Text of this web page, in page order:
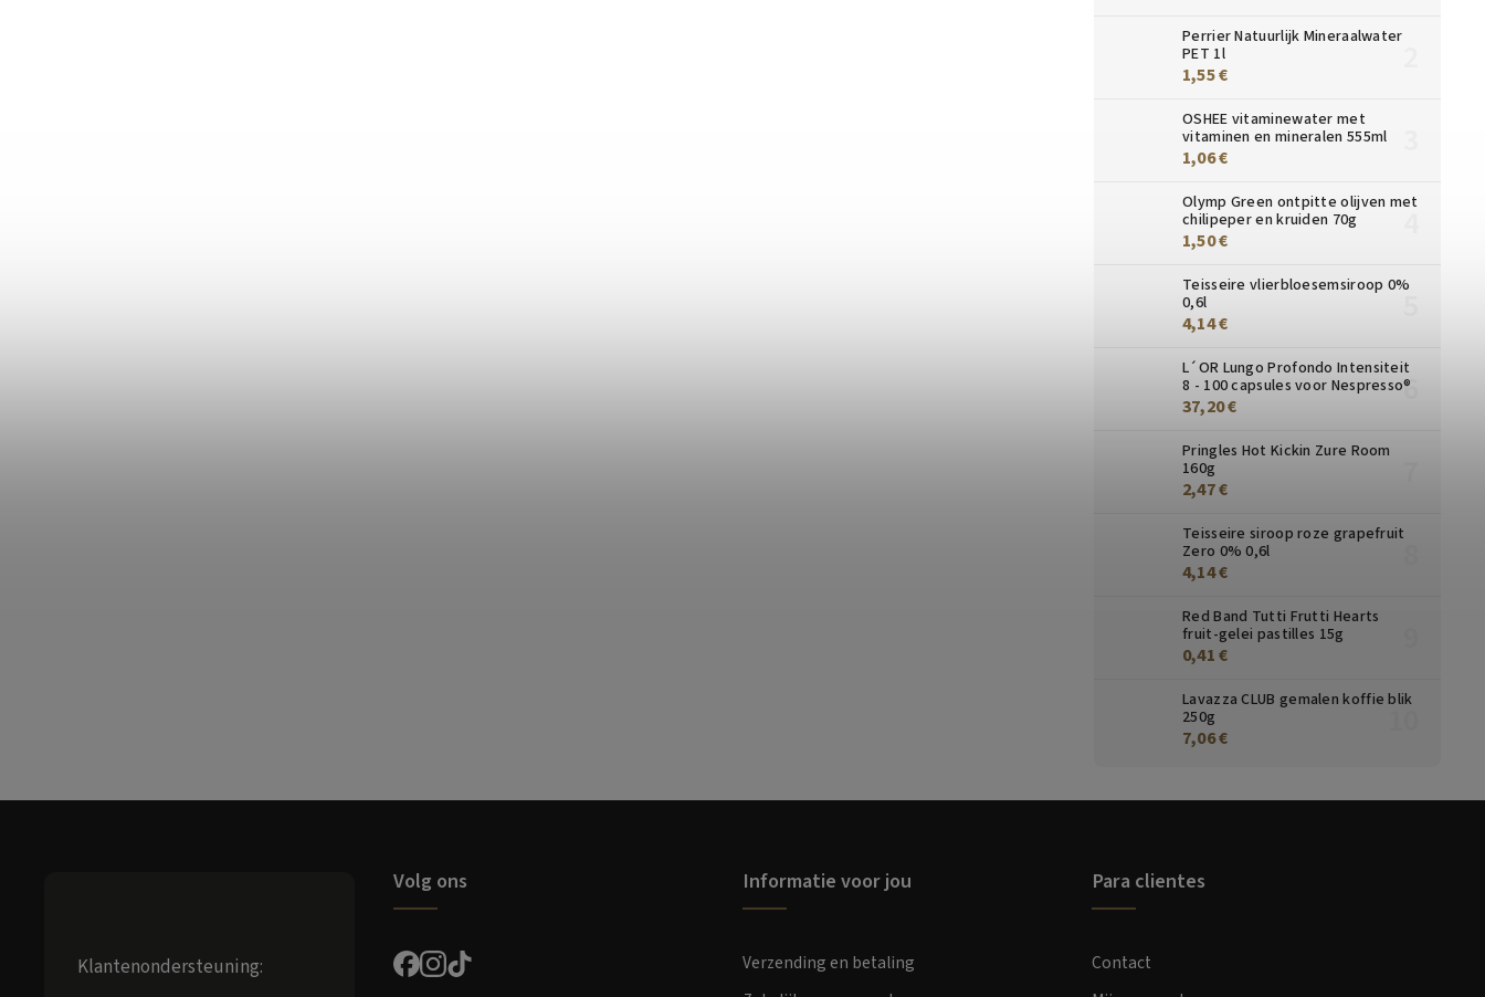
Perrier Natuurlijk Mineraalwater
PET 1l
1,55 €
OSHEE vitaminewater met
vitaminen en mineralen 555ml
1,06 €
Olymp Green ontpitte olijven met
chilipeper en kruiden 70g
1,50 €
Teisseire vlierbloesemsiroop 0%
0,6l
4,14 €
L´OR Lungo Profondo Intensiteit
8 - 100 capsules voor Nespresso®
37,20 €
Pringles Hot Kickin Zure Room
160g
2,47 €
Teisseire siroop roze grapefruit
Zero 0% 0,6l
4,14 €
Red Band Tutti Frutti Hearts
fruit-gelei pastilles 15g
0,41 €
Lavazza CLUB gemalen koffie blik
250g
7,06 €
Klantenondersteuning:
Volg ons Informatie voor jou
Verzending en betaling
Para clientes
Contact